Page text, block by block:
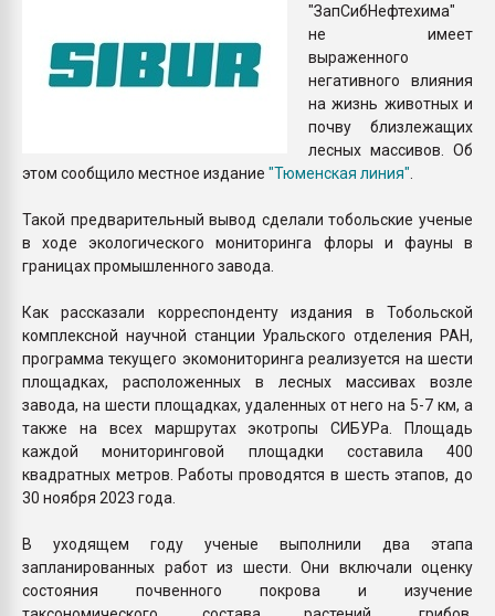
"ЗапСибНефтехима"
не имеет
выраженного
негативного влияния
на жизнь животных и
почву близлежащих
лесных массивов. Об
этом сообщило местное издание "Тюменская линия"
Такой предварительный вывод сделали тобольские ученые
в ходе экологического мониторинга флоры и фауны в
границах промышленного завода.
Как рассказали корреспонденту издания в Тобольской
комплексной научной станции Уральского отделения РАН,
программа текущего экомониторинга реализуется на шести
площадках, расположенных в лесных массивах возле
завода, на шести площадках, удаленных от него на 5-7 км, а
также на всех маршрутах экотропы СИБУРа. Площадь
каждой мониторинговой площадки составила 400
квадратных метров. Работы проводятся в шесть этапов, до
30 ноября 2023 года.
В уходящем году ученые выполнили два этапа
запланированных работ из шести. Они включали оценку
состояния почвенного покрова и изучение